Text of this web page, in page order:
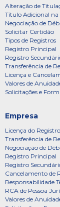
Alteração de
Título Adicional na
Negociação de
Solicitar Certidão
Tipos de Registros
Registro Principal
Registro
Transferência de
Licença e
Valores de
Solicitações e
Empresa
Licença do
Transferência de
Negociação de
Registro Principal
Registro
Cancelamento de
Responsabilidade
RCA de Pessoa
Valores de